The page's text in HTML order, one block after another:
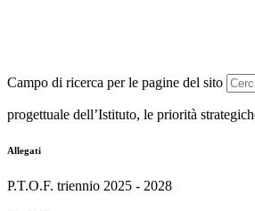
Campo di ricerca per le pagine del sito
progettuale dell’Istituto, le priorità
Allegati
P.T.O.F. triennio 2025 - 2028